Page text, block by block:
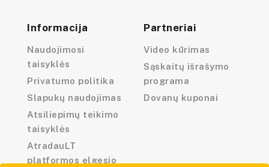
Informacija
Naudojimosi
taisyklės
Privatumo politika
Slapukų naudojimas
Atsiliepimų teikimo
taisyklės
AtradauLT
platformos elgesio
Partneriai
Video kūrimas
Sąskaitų išrašymo
programa
Dovanų kuponai